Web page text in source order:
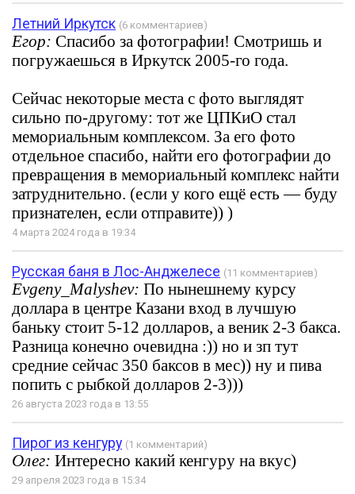
Летний Иркутск (6 комментариев)
Егор: Спасибо за фотографии! Смотришь и
погружаешься в Иркутск 2005-го года.
Сейчас некоторые места с фото выглядят
сильно по-другому: тот же ЦПКиО стал
мемориальным комплексом. За его фото
отдельное спасибо, найти его фотографии до
превращения в мемориальный комплекс найти
затруднительно. (если у кого ещё есть — буду
признателен, если отправите)) )
4 марта 2024 года в 19:34
Русская баня в Лос-Анджелесе (11 комментариев)
Evgeny_Malyshev: По нынешнему курсу
доллара в центре Казани вход в лучшую
баньку стоит 5-12 долларов, а веник 2-3 бакса.
Разница конечно очевидна :)) но и зп тут
средние сейчас 350 баксов в мес)) ну и пива
попить с рыбкой долларов 2-3)))
26 августа 2023 года в 13:55
Пирог из кенгуру (1 комментарий)
Олег: Интересно какий кенгуру на вкус)
29 апреля 2023 года в 15:34